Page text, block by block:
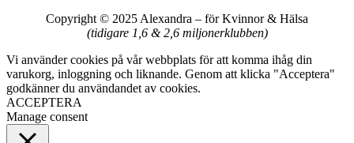
Copyright © 2025 Alexandra – för Kvinnor & Hälsa
(tidigare 1,6 & 2,6 miljonerklubben)
Vi använder cookies på vår webbplats för att komma ihåg din
varukorg, inloggning och liknande. Genom att klicka "Acceptera"
godkänner du användandet av cookies.
ACCEPTERA
Manage consent